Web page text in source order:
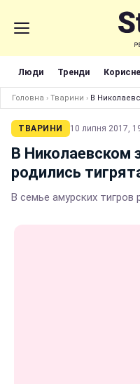
Люди Тренди Корисне
Головна › Тварини › В
ТВАРИНИ 10 липня 2017,
В Николаевском
родились
В семье амурских тигров